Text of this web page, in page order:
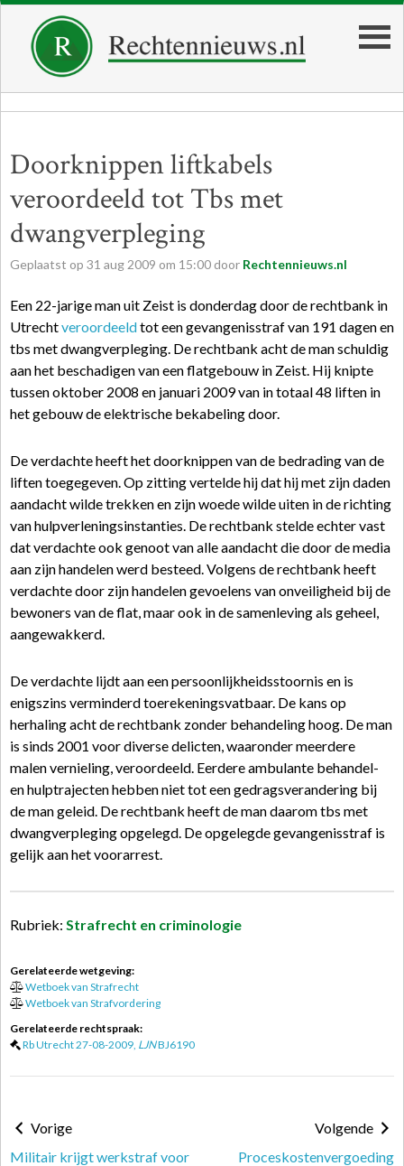
Doorknippen liftkabels
veroordeeld tot Tbs met
dwangverpleging
Geplaatst op 31 aug 2009 om 15:00 door Rechtennieuws.nl
Een 22-jarige man uit Zeist is donderdag door de rechtbank in
Utrechtveroordeeldtot een gevangenisstraf van 191 dagen en
tbs met dwangverpleging. De rechtbank acht de man schuldig
aan het beschadigen van een flatgebouw in Zeist. Hij knipte
tussen oktober 2008 en januari 2009 van in totaal 48 liften in
het gebouw de elektrische bekabeling door.
De verdachte heeft het doorknippen van de bedrading van de
liften toegegeven. Op zitting vertelde hij dat hij met zijn daden
aandacht wilde trekken en zijn woede wilde uiten in de richting
van hulpverleningsinstanties. De rechtbank stelde echter vast
dat verdachte ook genoot van alle aandacht die door de media
aan zijn handelen werd besteed. Volgens de rechtbank heeft
verdachte door zijn handelen gevoelens van onveiligheid bij de
bewoners van de flat, maar ook in de samenleving als geheel,
aangewakkerd.
De verdachte lijdt aan een persoonlijkheidsstoornis en is
enigszins verminderd toerekeningsvatbaar. De kans op
herhaling acht de rechtbank zonder behandeling hoog. De man
is sinds 2001 voor diverse delicten, waaronder meerdere
malen vernieling, veroordeeld. Eerdere ambulante behandel-
en hulptrajecten hebben niet tot een gedragsverandering bij
de man geleid. De rechtbank heeft de man daarom tbs met
dwangverpleging opgelegd. De opgelegde gevangenisstraf is
gelijk aan het voorarrest.
Rubriek: Strafrecht en criminologie
Gerelateerde wetgeving:
Wetboek van Strafrecht
Wetboek van Strafvordering
Gerelateerde rechtspraak:
Rb Utrecht 27-08-2009, LJNBJ6190
Vorige
Militair krijgt werkstraf voor
Volgende
Proceskostenvergoeding